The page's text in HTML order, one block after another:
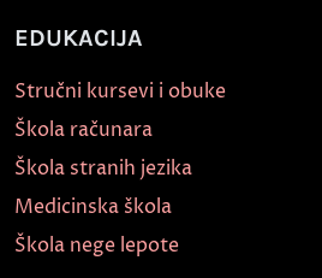
EDUKACIJA
Stručni kursevi i obuke
Škola računara
Škola stranih jezika
Medicinska škola
Škola nege lepote